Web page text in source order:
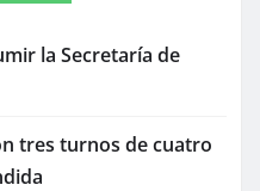
la Secretaría de
tres turnos de cuatro